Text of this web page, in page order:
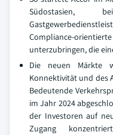
Compliance-
unterzubringen, die
Die neuen Märkte
Konnektivität und des
Bedeutende
im Jahr 2024
der Investoren auf
Zugang